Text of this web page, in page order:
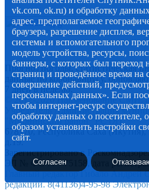
Прогноз погоды, статистическая
данные по коронавирусу,
7 дней в неделю.
© 2012-2020 Наименование СМИ:
Учредитель Администрация
"Мирнинский район" РС (Я)
678170, Республика Саха
д.19.
Зарегистрировано в
ЭЛ № ФС 77 - 75158, дата
Главный редактор Гибало Андрей
редакции. 8(41136)4-95-98
vk.com, ok.ru) и обработку
адрес, предполагаемое
браузера, разрешение дисплея,
системы и вспомогательного
модель устройства, ресурсы,
баннеры, с которых был переход
страниц и проведённое время на
совершение действий,
персональных данных». Если
чтобы интернет-ресурс
обработку данных о
образом установить настройки
сайт.
Согласен